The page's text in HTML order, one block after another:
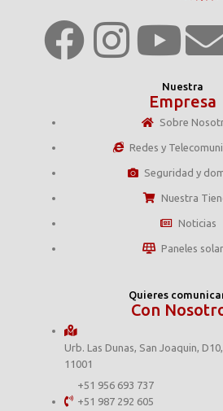
Nuestra
Empresa
Sobre
Redes y
Seguridad y
Nuestra
Noticias
Paneles
Quieres
Con
Urb. Las Dunas, San Joaquin,
11001
+51 956 693 737
+51 987 292 605